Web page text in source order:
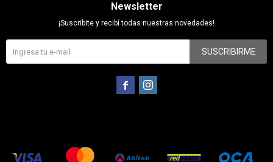
Newsletter
¡Suscribite y recibí todas nuestras novedades!
SUSCRIBIRME
 